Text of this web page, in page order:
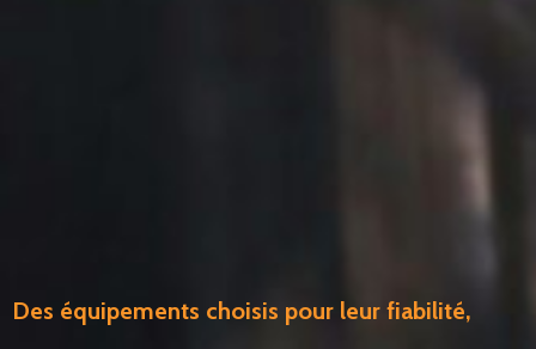
Des équipements choisis pour leur fiabilité,